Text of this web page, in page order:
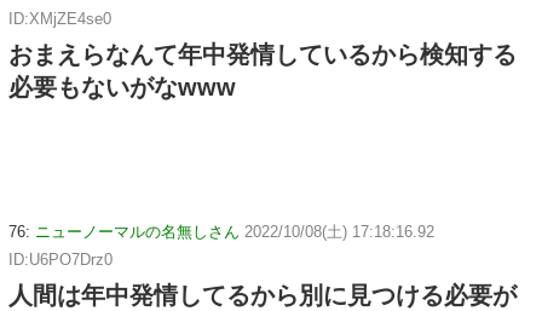
ID:XMjZE4se0
おまえらなんて年中発情しているから検知する
必要もないがなwww
76: ニューノーマルの名無しさん 2022/10/08(土) 17:18:16.92
ID:U6PO7Drz0
人間は年中発情してるから別に見つける必要が